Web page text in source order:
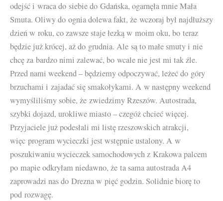
odejść i wraca do siebie do Gdańska, ogarnęła mnie Mała
Smuta. Oliwy do ognia dolewa fakt, że wczoraj był najdłuższy
dzień w roku, co zawsze staje łezką w moim oku, bo teraz
będzie już krócej, aż do grudnia. Ale są to małe smuty i nie
chcę za bardzo nimi zalewać, bo wcale nie jest mi tak źle.
Przed nami weekend – będziemy odpoczywać, leżeć do góry
brzuchami i zajadać się smakołykami. A w następny weekend
wymyśliliśmy sobie, że zwiedzimy Rzeszów. Autostrada,
szybki dojazd, urokliwe miasto – czegóż chcieć więcej.
Przyjaciele już podesłali mi listę rzeszowskich atrakcji,
więc program wycieczki jest wstępnie ustalony. A w
poszukiwaniu wycieczek samochodowych z Krakowa palcem
po mapie odkryłam niedawno, że ta sama autostrada A4
zaprowadzi nas do Drezna w pięć godzin. Solidnie biorę to
pod rozwagę.